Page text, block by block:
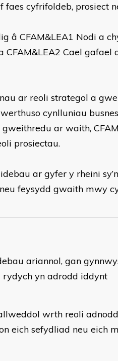
cyfrifoldeb, prosiect
â CFAM&LEA1 Nodi a
Cael gafael
ar reoli strategol a
cynlluniau
ar waith,
prosiectau.
ar gyfer y rheini
feysydd gwaith mwy
ariannol, gan
rydych yn adrodd iddynt
wrth reoli
eich sefydliad neu eich